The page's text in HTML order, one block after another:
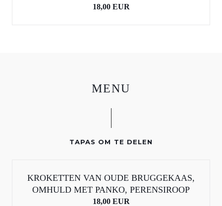
18,00 EUR
MENU
TAPAS OM TE DELEN
KROKETTEN VAN OUDE BRUGGEKAAS,
OMHULD MET PANKO, PERENSIROOP
18,00 EUR
CONSTANTIN